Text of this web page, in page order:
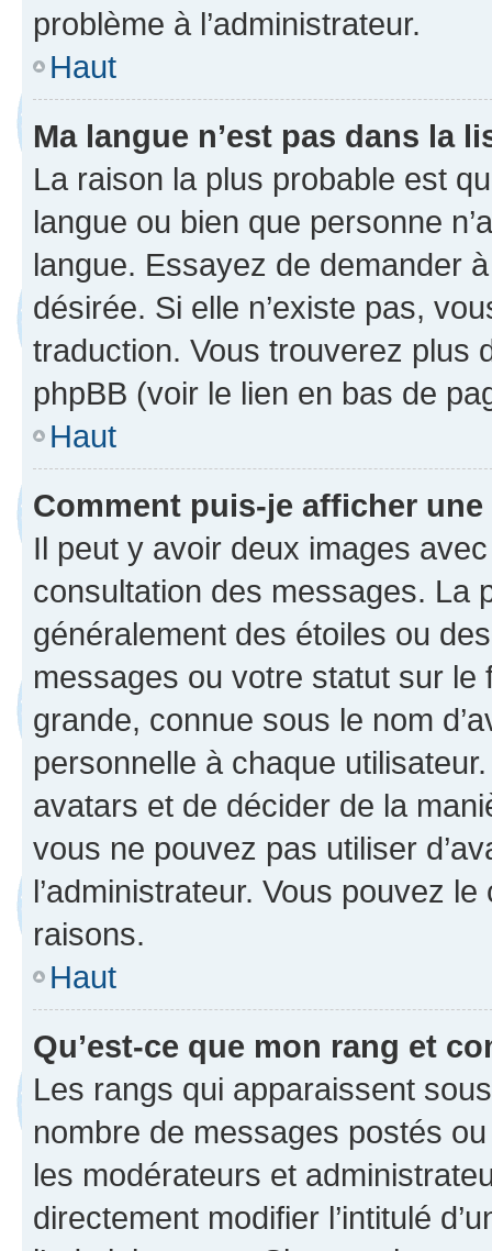
problème à l’administrateur.
Haut
Ma langue n’est pas dans la
La raison la plus probable est
langue ou bien que personne
langue. Essayez de demander
désirée. Si elle n’existe pas,
traduction. Vous trouverez plus
phpBB (voir le lien en bas de
Haut
Comment puis-je afficher
Il peut y avoir deux images
consultation des messages. La
généralement des étoiles ou
messages ou votre statut sur
grande, connue sous le nom
personnelle à chaque utilisateur.
avatars et de décider de la
vous ne pouvez pas utiliser
l’administrateur. Vous pouvez
raisons.
Haut
Qu’est-ce que mon rang et
Les rangs qui apparaissent
nombre de messages postés
les modérateurs et
directement modifier l’intitulé